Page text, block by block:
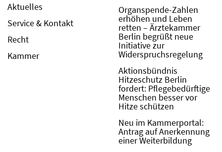
Aktuelles
Service & Kontakt
Recht
Kammer
Organspende-Zahlen
erhöhen und Leben
retten – Ärztekammer
Berlin begrüßt neue
Initiative zur
Widerspruchsregelung
Aktionsbündnis
Hitzeschutz Berlin
fordert: Pflegebedürftige
Menschen besser vor
Hitze schützen
Neu im Kammerportal:
Antrag auf Anerkennung
einer Weiterbildung